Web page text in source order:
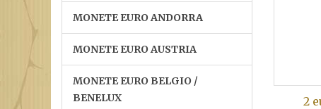
MONETE EURO ANDORRA
MONETE EURO AUSTRIA
MONETE EURO BELGIO /
BENELUX
2